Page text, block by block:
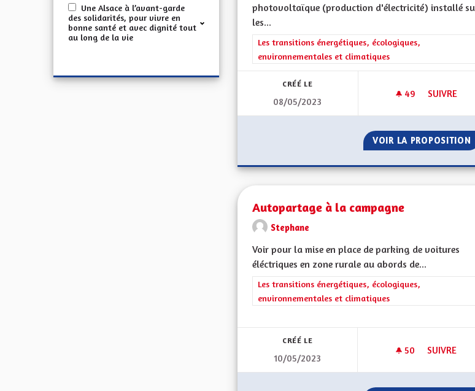
Une Alsace à l’avant-garde
des solidarités, pour vivre en
bonne santé et avec dignité tout
au long de la vie
photovoltaïque (production d'électricité) installé
les...
Filtrer les résultats de la catégorie : Les transitions
Les transitions énergétiques, écologiques,
environnementales et climatiques
CRÉÉ LE
08/05/2023
49 49 ABONNÉS
SUIVRE
VOIR LA PROPOSITION
Autopartage à la campagne
Stephane
Voir pour la mise en place de parking de voitures
éléctriques en zone rurale au abords de...
Filtrer les résultats de la catégorie : Les transitions
Les transitions énergétiques, écologiques,
environnementales et climatiques
CRÉÉ LE
10/05/2023
50 50 ABONNÉS
SUIVRE